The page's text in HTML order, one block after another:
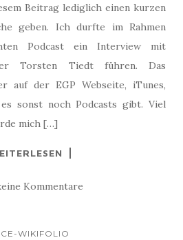
Beitrag lediglich einen kurzen
geben. Ich durfte im Rahmen
Podcast ein Interview mit
Torsten Tiedt führen. Das
auf der EGP Webseite, iTunes,
sonst noch Podcasts gibt. Viel
mich […]
Kommentare
WIKIFOLIO